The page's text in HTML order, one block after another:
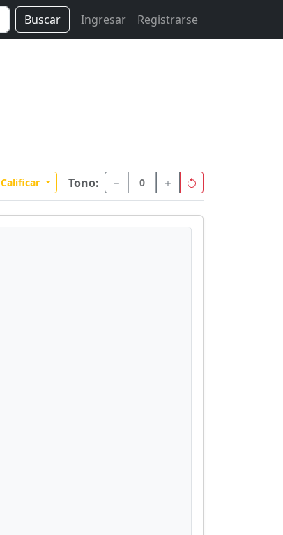
Buscar Ingresar Registrarse
Calificar Tono: 0